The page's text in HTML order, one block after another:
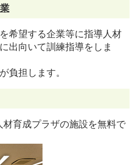
希望する企業等に指導人材
出向いて訓練指導をしま
負担します。
育成プラザの施設を無料で